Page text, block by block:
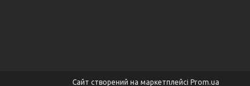
Сайт створений на маркетплейсі Prom.ua